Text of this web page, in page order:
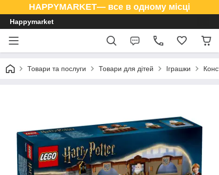
HAPPYMARKET— все в одному місці
Happymarket
Товари та послуги Товари для дітей Іграшки